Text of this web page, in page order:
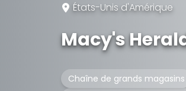
États-Unis d'Amérique
Macy's
Chaîne de grands magasins